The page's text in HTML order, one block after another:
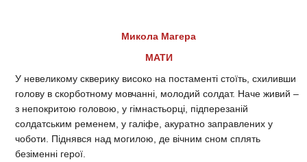
Микола Магера
МАТИ
У невеликому скверику високо на постаменті стоїть, схиливши
голову в скорботному мовчанні, молодий солдат. Наче живий –
з непокритою головою, у гімнастьорці, підперезаній
солдатським ременем, у галіфе, акуратно заправлених у
чоботи. Піднявся над могилою, де вічним сном сплять
безіменні герої.